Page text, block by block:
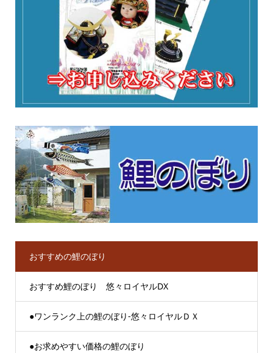
おすすめの鯉のぼり
おすすめ鯉のぼり 悠々ロイヤルDX
●ワンランク上の鯉のぼり-悠々ロイヤルＤＸ
●お求めやすい価格の鯉のぼり